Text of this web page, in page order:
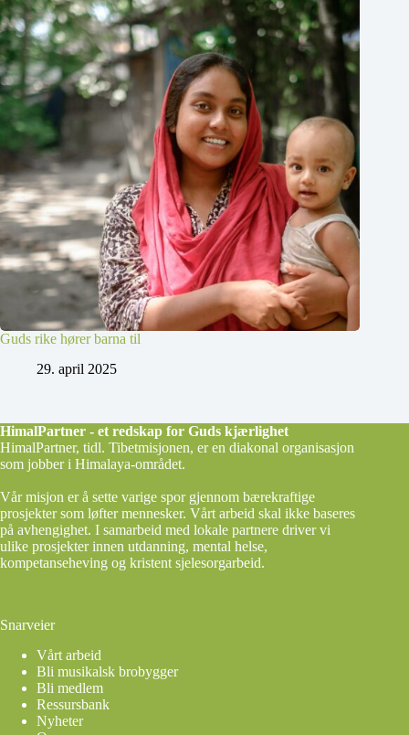
Guds rike hører barna til
29. april 2025
HimalPartner - et redskap for Guds kjærlighet
HimalPartner, tidl. Tibetmisjonen, er en diakonal organisasjon
som jobber i Himalaya-området.
Vår misjon er å sette varige spor gjennom bærekraftige
prosjekter som løfter mennesker. Vårt arbeid skal ikke baseres
på avhengighet. I samarbeid med lokale partnere driver vi
ulike prosjekter innen utdanning, mental helse,
kompetanseheving og kristent sjelesorgarbeid.
Snarveier
Vårt arbeid
Bli musikalsk brobygger
Bli medlem
Ressursbank
Nyheter